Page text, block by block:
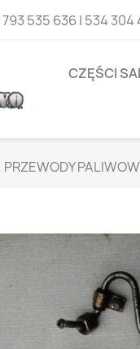
793 535 636 | 534 304
CZĘŚCI
PRZEWODY